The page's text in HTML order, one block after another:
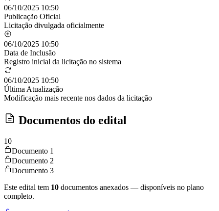
06/10/2025 10:50
Publicação Oficial
Licitação divulgada oficialmente
06/10/2025 10:50
Data de Inclusão
Registro inicial da licitação no sistema
06/10/2025 10:50
Última Atualização
Modificação mais recente nos dados da licitação
Documentos do edital
10
Documento 1
Documento 2
Documento 3
Este edital tem 10 documentos anexados — disponíveis no plano
completo.